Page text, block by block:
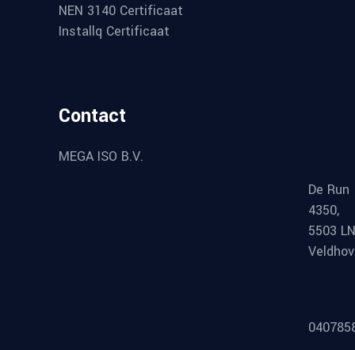
NEN 3140 Certificaat
Installq Certificaat
Contact
MEGA ISO B.V.
De Run
4350,
5503 LN